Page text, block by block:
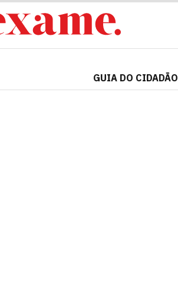
GUIA DO CIDADÃO